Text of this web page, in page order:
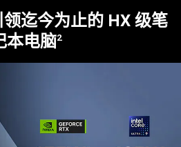
迄今为止的 HX 级笔
本电脑2